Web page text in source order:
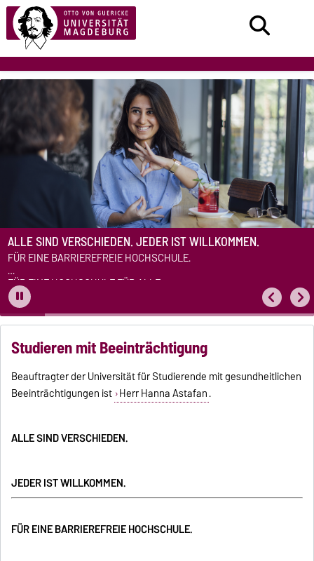
ALLE SIND VERSCHIEDEN. JEDER IST WILLKOMMEN.
FÜR EINE BARRIEREFREIE HOCHSCHULE.
FÜR EINE HOCHSCHULE FÜR ALLE.
Studieren mit Beeinträchtigung
Beauftragter der Universität für Studierende mit gesundheitlichen
Beeinträchtigungen ist Herr Hanna Astafan.
ALLE SIND VERSCHIEDEN.
JEDER IST WILLKOMMEN.
FÜR EINE BARRIEREFREIE HOCHSCHULE.